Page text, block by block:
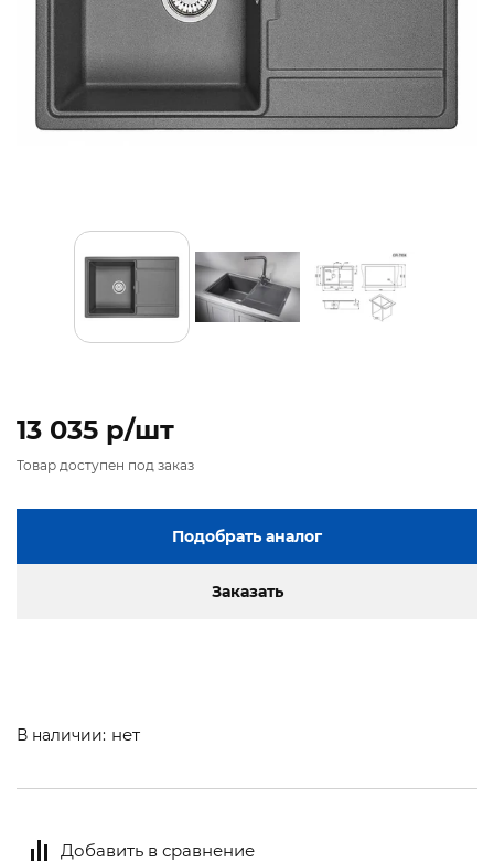
13 035 p/шт
Товар доступен под заказ
Подобрать аналог
Заказать
В наличии: нет
Добавить в сравнение